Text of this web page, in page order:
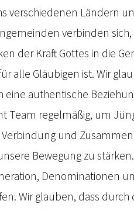
verschiedenen Ländern
verbinden
der Kraft Gottes in die
alle Gläubigen ist. Wir
authentische
Team regelmäßig, um
Verbindung und
Bewegung zu
Denominationen
Wir glauben, dass